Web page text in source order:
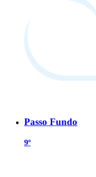
Passo Fundo
9º